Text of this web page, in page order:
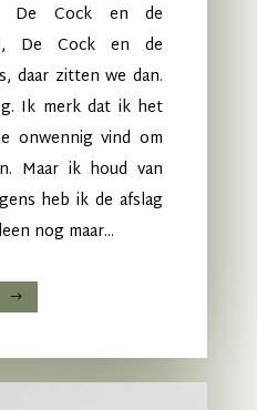
De Cock en de
De Cock en de
daar zitten we dan.
Ik merk dat ik het
onwennig vind om
Maar ik houd van
heb ik de afslag
nog maar...